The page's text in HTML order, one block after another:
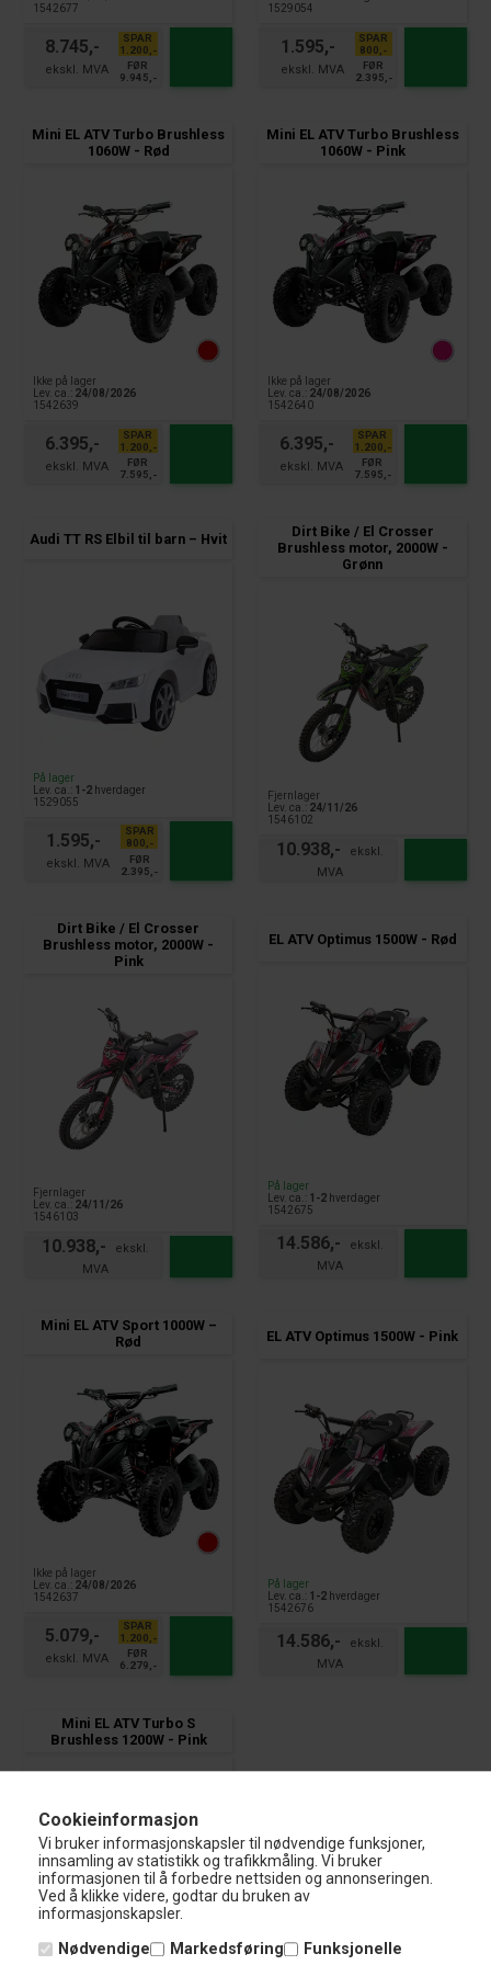
Cookieinformasjon
Vi bruker informasjonskapsler til nødvendige funksjoner,
innsamling av statistikk og trafikkmåling. Vi bruker
informasjonen til å forbedre nettsiden og annonseringen.
Ved å klikke videre, godtar du bruken av
informasjonskapsler.
Nødvendige Markedsføring
Funksjonelle
1542677
8.745,-
SPAR
1.200,-
FØR
9.945,-
1529054
1.595,-
SPAR
800,-
FØR
2.395,-
Mini EL ATV Turbo Brushless
1060W - Rød
Ikke på lager
Lev. ca.: 24/08/2026
1542639
6.395,-
SPAR
1.200,-
FØR
7.595,-
Mini EL ATV Turbo Brushless
1060W - Pink
Ikke på lager
Lev. ca.: 24/08/2026
1542640
6.395,-
SPAR
1.200,-
FØR
7.595,-
Audi TT RS Elbil til barn – Hvit
På lager
Lev. ca.: 1-2 hverdager
1529055
1.595,-
SPAR
800,-
FØR
2.395,-
Dirt Bike / El Crosser
Brushless motor, 2000W -
Grønn
Fjernlager
Lev. ca.: 24/11/26
1546102
10.938,-
Dirt Bike / El Crosser
Brushless motor, 2000W -
Pink
Fjernlager
Lev. ca.: 24/11/26
1546103
10.938,-
EL ATV Optimus 1500W - Rød
På lager
Lev. ca.: 1-2 hverdager
1542675
14.586,-
Mini EL ATV Sport 1000W –
Rød
Ikke på lager
Lev. ca.: 24/08/2026
1542637
5.079,-
SPAR
1.200,-
FØR
6.279,-
EL ATV Optimus 1500W - Pink
På lager
Lev. ca.: 1-2 hverdager
1542676
14.586,-
Mini EL ATV Turbo S
Brushless 1200W - Pink